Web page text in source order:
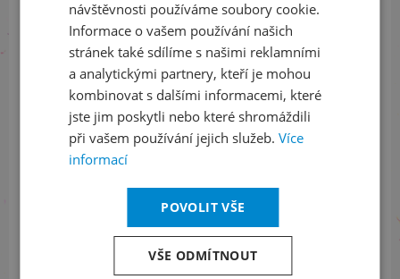
Sledujte nás na sociálních sítích
LinkedInflickr
Informace o stavu objednávek
+420 461 049 232
Informace o programu
návštěvnosti používáme soubory cookie.
Informace o vašem používání našich
stránek také sdílíme s našimi reklamními
a analytickými partnery, kteří je mohou
kombinovat s dalšími informacemi, které
jste jim poskytli nebo které shromáždili
při vašem používání jejich služeb. Více
informací
POVOLIT VŠE
VŠE ODMÍTNOUT